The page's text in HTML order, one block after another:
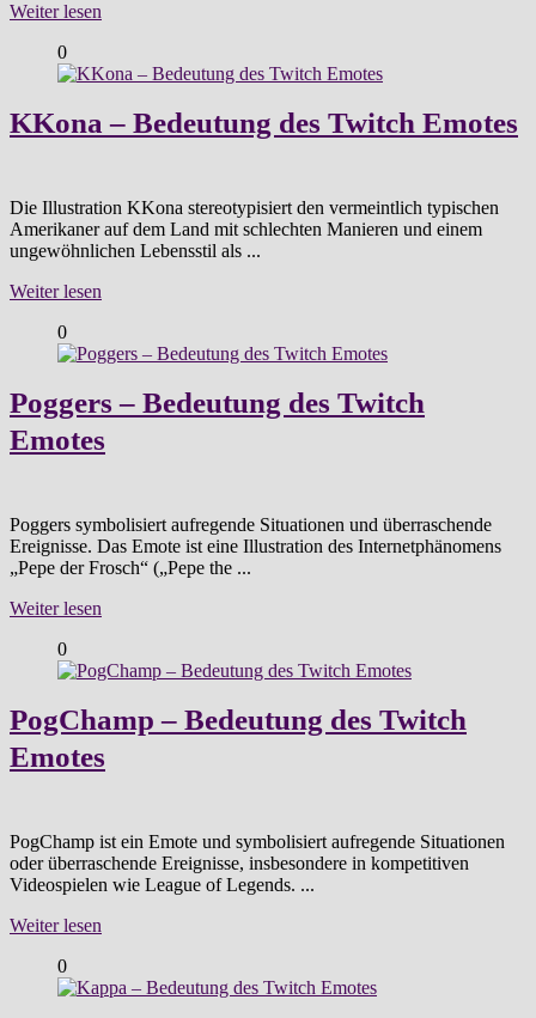
Weiter lesen
0
KKona – Bedeutung des Twitch Emotes
Die Illustration KKona stereotypisiert den vermeintlich typischen
Amerikaner auf dem Land mit schlechten Manieren und einem
ungewöhnlichen Lebensstil als ...
Weiter lesen
0
Poggers – Bedeutung des Twitch
Emotes
Poggers symbolisiert aufregende Situationen und überraschende
Ereignisse. Das Emote ist eine Illustration des Internetphänomens
„Pepe der Frosch“ („Pepe the ...
Weiter lesen
0
PogChamp – Bedeutung des Twitch
Emotes
PogChamp ist ein Emote und symbolisiert aufregende Situationen
oder überraschende Ereignisse, insbesondere in kompetitiven
Videospielen wie League of Legends. ...
Weiter lesen
0